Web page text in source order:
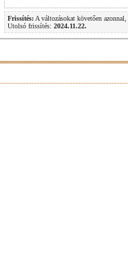
Frissítés: A változásokat követően azonnal,
Utolsó frissítés: 2024.11.22.